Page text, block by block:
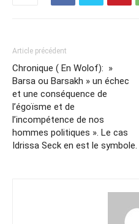
Article précédent
Chronique ( En Wolof): »
Barsa ou Barsakh » un échec
et une conséquence de
l’égoïsme et de
l’incompétence de nos
hommes politiques ». Le cas
Idrissa Seck en est le symbole.